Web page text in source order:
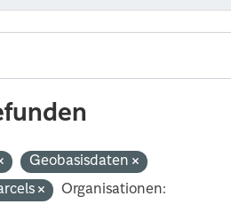
Geobasisdaten
Organisationen: